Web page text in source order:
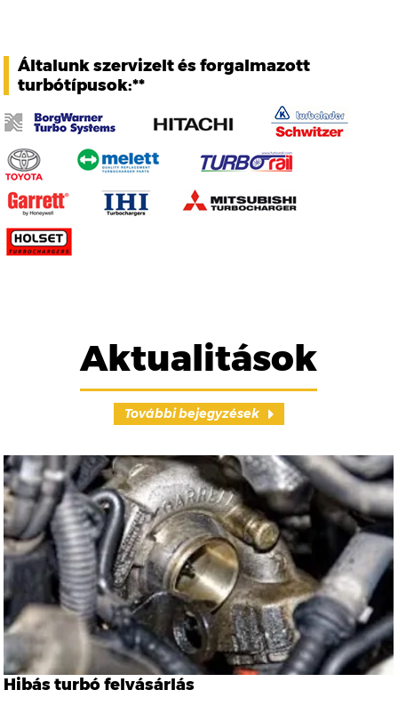
Általunk szervizelt és forgalmazott
turbótípusok:**
Aktualitások
További bejegyzések
Hibás turbó felvásárlás